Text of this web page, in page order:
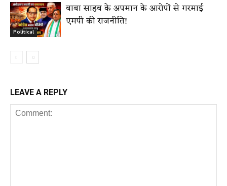
Political
बाबा साहब के अपमान के आरोपों से गरमाई
एमपी की राजनीति!
LEAVE A REPLY